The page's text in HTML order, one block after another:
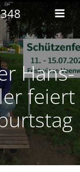
Hans-
feiert